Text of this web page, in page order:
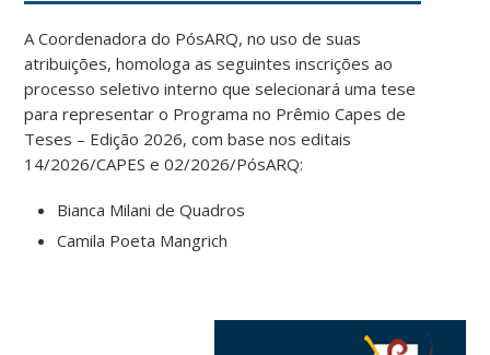
A Coordenadora do PósARQ, no uso de suas
atribuições, homologa as seguintes inscrições ao
processo seletivo interno que selecionará uma tese
para representar o Programa no Prêmio Capes de
Teses – Edição 2026, com base nos editais
14/2026/CAPES e 02/2026/PósARQ:
Bianca Milani de Quadros
Camila Poeta Mangrich